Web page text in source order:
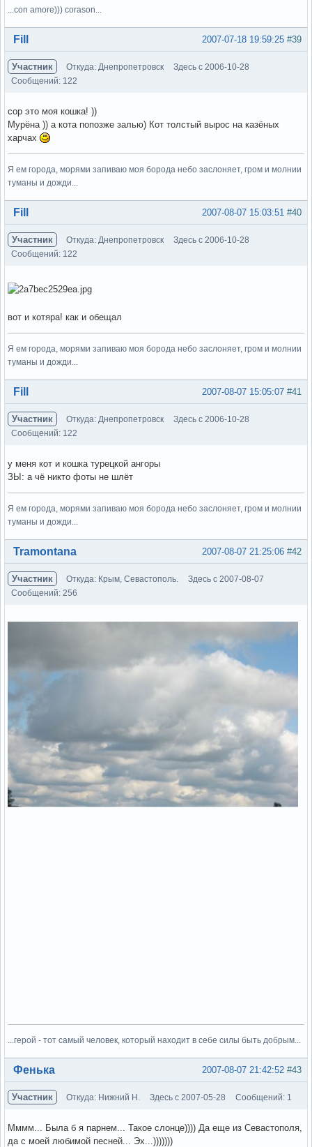
...con amore))) corason...
Вне форума #39
2007-07-18 19:59:25
Fill
Участник Откуда: Днепропетровск
Здесь с 2006-10-28
Сообщений: 122
сор это моя кошка! ))
Мурёна )) а кота попозже залью) Кот толстый вырос на казёных
харчах
Я ем города, морями запиваю моя борода небо заслоняет, гром и молнии
туманы и дожди...
Вне форума #40
2007-08-07 15:03:51
Fill
Участник Откуда: Днепропетровск
Здесь с 2006-10-28
Сообщений: 122
вот и котяра! как и обещал
Я ем города, морями запиваю моя борода небо заслоняет, гром и молнии
туманы и дожди...
Вне форума #41
2007-08-07 15:05:07
Fill
Участник Откуда: Днепропетровск
Здесь с 2006-10-28
Сообщений: 122
у меня кот и кошка турецкой ангоры
ЗЫ: а чё никто фоты не шлёт
Я ем города, морями запиваю моя борода небо заслоняет, гром и молнии
туманы и дожди...
Вне форума #42
2007-08-07 21:25:06
Tramontana
Участник Откуда: Крым, Севастополь.
Здесь с 2007-08-07
Сообщений: 256
...герой - тот самый человек, который находит в себе силы быть добрым...
Вне форума #43
2007-08-07 21:42:52
Фенька
Участник Откуда: Нижний Н. Здесь с 2007-05-28 Сообщений: 1
Мммм... Была б я парнем... Такое слонце)))) Да еще из Севастополя,
да с моей любимой песней... Эх...)))))))